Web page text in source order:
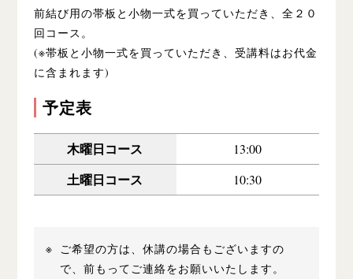
前結び用の帯板と小物一式を買っていただき、全２０
回コース。
(※帯板と小物一式を買っていただき、受講料はお代金
に含まれます)
予定表
木曜日コース 13:00
土曜日コース 10:30
ご希望の方は、休講の場合もございますの
で、前もってご連絡をお願いいたします。